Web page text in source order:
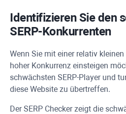
Identifizieren Sie den
SERP-Konkurrenten
Wenn Sie mit einer relativ
hoher Konkurrenz einsteigen
schwächsten SERP-Player und
diese Website zu übertreffen.
Der SERP Checker zeigt die